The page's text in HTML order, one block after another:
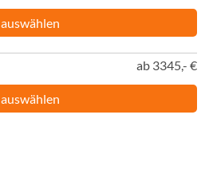
auswählen
ab 3345,- €
auswählen